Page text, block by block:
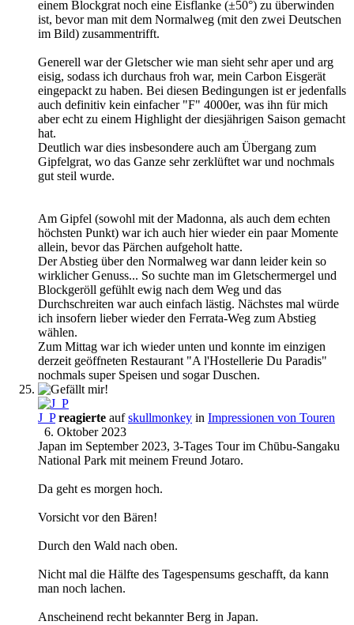
einem Blockgrat noch eine Eisflanke (±50°) zu überwinden
ist, bevor man mit dem Normalweg (mit den zwei Deutschen
im Bild) zusammentrifft.
Generell war der Gletscher wie man sieht sehr aper und arg
eisig, sodass ich durchaus froh war, mein Carbon Eisgerät
eingepackt zu haben. Bei diesen Bedingungen ist er jedenfalls
auch definitiv kein einfacher "F" 4000er, was ihn für mich
aber echt zu einem Highlight der diesjährigen Saison gemacht
hat.
Deutlich war dies insbesondere auch am Übergang zum
Gipfelgrat, wo das Ganze sehr zerklüftet war und nochmals
gut steil wurde.
Am Gipfel (sowohl mit der Madonna, als auch dem echten
höchsten Punkt) war ich auch hier wieder ein paar Momente
allein, bevor das Pärchen aufgeholt hatte.
Der Abstieg über den Normalweg war dann leider kein so
wirklicher Genuss... So suchte man im Gletschermergel und
Blockgeröll gefühlt ewig nach dem Weg und das
Durchschreiten war auch einfach lästig. Nächstes mal würde
ich insofern lieber wieder den Ferrata-Weg zum Abstieg
wählen.
Zum Mittag war ich wieder unten und konnte im einzigen
derzeit geöffneten Restaurant "A l'Hostellerie Du Paradis"
nochmals super Speisen und sogar Duschen.
J_P reagierte aufskullmonkey in Impressionen von Touren
6. Oktober 2023
Japan im September 2023, 3-Tages Tour im Chūbu-Sangaku
National Park mit meinem Freund Jotaro.
Da geht es morgen hoch.
Vorsicht vor den Bären!
Durch den Wald nach oben.
Nicht mal die Hälfte des Tagespensums geschafft, da kann
man noch lachen.
Anscheinend recht bekannter Berg in Japan.